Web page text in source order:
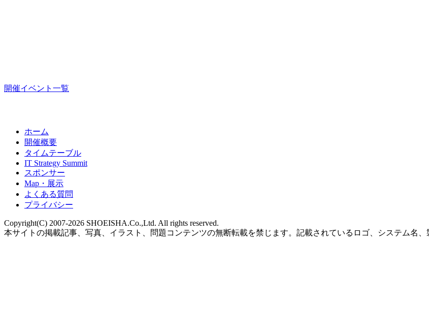
開催イベント一覧
ホーム
開催概要
タイムテーブル
IT Strategy Summit
スポンサー
Map・展示
よくある質問
プライバシー
Copyright(C) 2007-2026 SHOEISHA.Co.,Ltd. All rights reserved.
本サイトの掲載記事、写真、イラスト、問題コンテンツの無断転載を禁じます。記載されているロゴ、システム名